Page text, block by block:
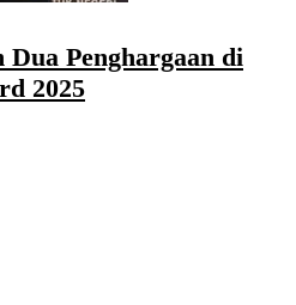
Penghargaan di
2025